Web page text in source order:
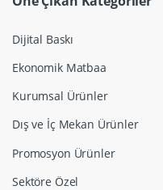
Dijital Baskı
Ekonomik Matbaa
Kurumsal Ürünler
Dış ve İç Mekan Ürünler
Promosyon Ürünler
Sektöre Özel